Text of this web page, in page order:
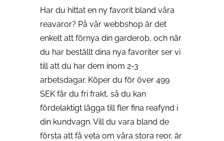
Har du hittat en ny favorit bland våra
reavaror? På vår webbshop är det
enkelt att förnya din garderob, och när
du har beställt dina nya favoriter ser vi
till att du har dem inom 2-3
arbetsdagar. Köper du för över 499
SEK får du fri frakt, så du kan
fördelaktigt lägga till fler fina reafynd i
din kundvagn. Vill du vara bland de
första att få veta om våra stora reor, är